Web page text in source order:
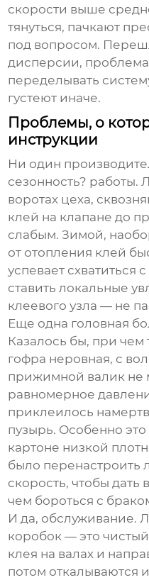
скорости выше
тянуться, пачкают
под вопросом.
дисперсии,
переделывать
густеют иначе.
Проблемы, о
инструкции
Ни один
сезонность? работы.
воротах цеха,
клей на клапане до
слабым. Зимой,
от отопления клей
успевает
ставить локальные
клеевого узла — не
Еще одна головная
Казалось бы, при чем
гофра неровная, с
прижимной валик не
равномерное
приклеилось
пузырь. Особенно
картоне низкой
было
скорость, чтобы
чем бороться с
И да, обслуживание.
коробок — это
клея на валах и
потом откалываются